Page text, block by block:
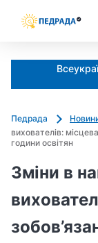
Педрада
вихователів:
години освітян
Зміни в